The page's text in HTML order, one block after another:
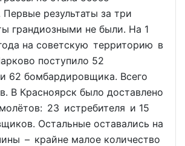
Первые результаты за три
грандиозными не были. На 1
на советскую территорию в
поступило 52
62 бомбардировщика. Всего
В Красноярск было доставлено
23 истребителя и 15
Остальные оставались на
– крайне малое количество